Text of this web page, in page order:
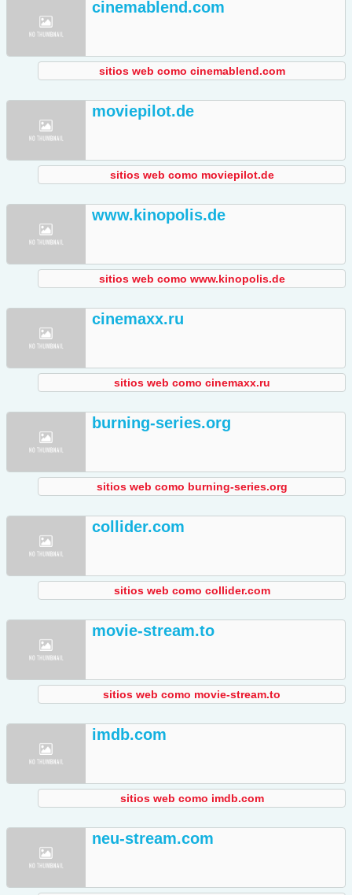
cinemablend.com
sitios web como cinemablend.com
moviepilot.de
sitios web como moviepilot.de
www.kinopolis.de
sitios web como www.kinopolis.de
cinemaxx.ru
sitios web como cinemaxx.ru
burning-series.org
sitios web como burning-series.org
collider.com
sitios web como collider.com
movie-stream.to
sitios web como movie-stream.to
imdb.com
sitios web como imdb.com
neu-stream.com